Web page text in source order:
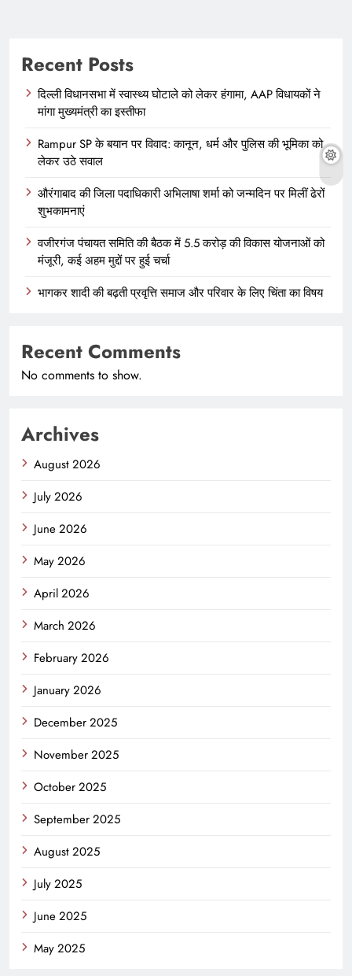
Recent Posts
दिल्ली विधानसभा में स्वास्थ्य घोटाले को लेकर हंगामा, AAP विधायकों ने
मांगा मुख्यमंत्री का इस्तीफा
Rampur SP के बयान पर विवाद: कानून, धर्म और पुलिस की भूमिका को
लेकर उठे सवाल
औरंगाबाद की जिला पदाधिकारी अभिलाषा शर्मा को जन्मदिन पर मिलीं ढेरों
शुभकामनाएं
वजीरगंज पंचायत समिति की बैठक में 5.5 करोड़ की विकास योजनाओं को
मंजूरी, कई अहम मुद्दों पर हुई चर्चा
भागकर शादी की बढ़ती प्रवृत्ति समाज और परिवार के लिए चिंता का विषय
Recent Comments
No comments to show.
Archives
August 2026
July 2026
June 2026
May 2026
April 2026
March 2026
February 2026
January 2026
December 2025
November 2025
October 2025
September 2025
August 2025
July 2025
June 2025
May 2025